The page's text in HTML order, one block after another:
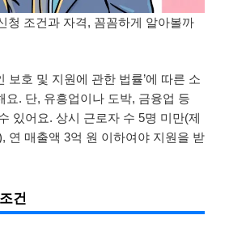
청 조건과 자격, 꼼꼼하게 알아볼까
보호 및 지원에 관한 법률’에 따른 소
요. 단, 유흥업이나 도박, 금융업 등
있어요. 상시 근로자 수 5명 미만(제
연 매출액 3억 원 이하여야 지원을 받
건